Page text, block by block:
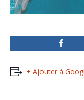
+ Ajouter à